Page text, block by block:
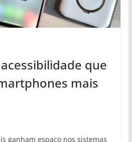
que
mais
ganham espaço nos sistemas